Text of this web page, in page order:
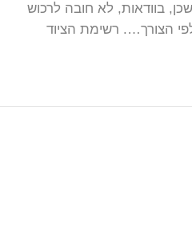
בוודאות, לא חובה לרכוש
הצורך…. רשימת הציוד